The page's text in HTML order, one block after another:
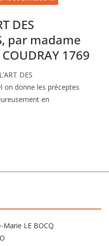
DES
par madame
COUDRAY 1769
DES
on donne les préceptes
en
LE BOCQ